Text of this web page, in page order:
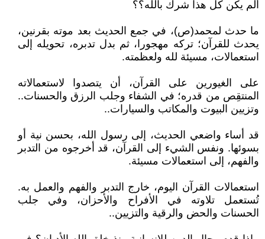
ألم يكن كل هذا شرك بالله؟؟
ما حدث لمحمد(ص)، في جمع الحديث بعد موته بقرنين،
يحدث للقرآن؛ تركه مهجورا، ثم بدل تدبره، تحويله إلى
استعمالات، مسيئة لله ولعظمته.
على الغيورين على القرآن، أن يتصدوا لاستعمالاته
المنتقِص من قدره؛ في الشفاء وجلب الرزق والحسنات..
وتزيين البيوت والمكاتب والسيارات..
قد أساء واضعي الحديث، إلى رسول الله، بحسن نية أو
بسوئها. ونفس الشيء إلى القرآن، قد أخرجوه من التدبر
والفهم، إلى استعمالات مسيئة.
استعمالات القرآن اليوم، خارج التدبر والفهم والعمل به.
تُستعمل تلاوته في الأفراح والأحزان، وفي جلب
الحسنات والحض والرقية والتزيين..